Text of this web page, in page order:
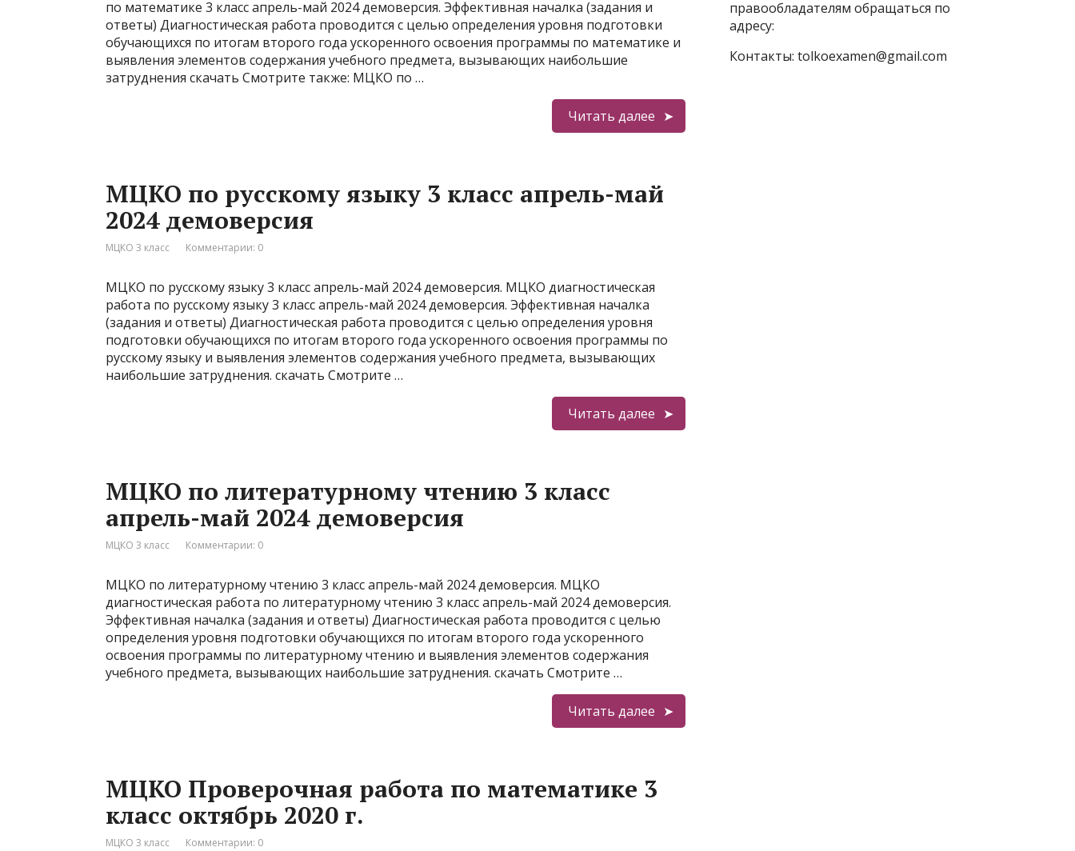
по математике 3 класс апрель-май 2024 демоверсия. Эффективная началка (задания и
ответы) Диагностическая работа проводится с целью определения уровня подготовки
обучающихся по итогам второго года ускоренного освоения программы по математике и
выявления элементов содержания учебного предмета, вызывающих наибольшие
затруднения скачать Смотрите также: МЦКО по …
Читать далее
МЦКО по русскому языку 3 класс апрель-май
2024 демоверсия
МЦКО 3 класс Комментарии: 0
МЦКО по русскому языку 3 класс апрель-май 2024 демоверсия. МЦКО диагностическая
работа по русскому языку 3 класс апрель-май 2024 демоверсия. Эффективная началка
(задания и ответы) Диагностическая работа проводится с целью определения уровня
подготовки обучающихся по итогам второго года ускоренного освоения программы по
русскому языку и выявления элементов содержания учебного предмета, вызывающих
наибольшие затруднения. скачать Смотрите …
Читать далее
МЦКО по литературному чтению 3 класс
апрель-май 2024 демоверсия
МЦКО 3 класс Комментарии: 0
МЦКО по литературному чтению 3 класс апрель-май 2024 демоверсия. МЦКО
диагностическая работа по литературному чтению 3 класс апрель-май 2024 демоверсия.
Эффективная началка (задания и ответы) Диагностическая работа проводится с целью
определения уровня подготовки обучающихся по итогам второго года ускоренного
освоения программы по литературному чтению и выявления элементов содержания
учебного предмета, вызывающих наибольшие затруднения. скачать Смотрите …
Читать далее
МЦКО Проверочная работа по математике 3
класс октябрь 2020 г.
МЦКО 3 класс Комментарии: 0
правообладателям обращаться по
адресу:
Контакты: tolkoexamen@gmail.com